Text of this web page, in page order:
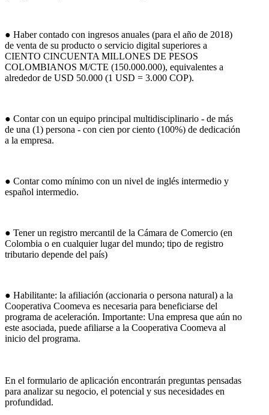
● Haber contado con ingresos anuales (para el año de 2018)
de venta de su producto o servicio digital superiores a
CIENTO CINCUENTA MILLONES DE PESOS
COLOMBIANOS M/CTE (150.000.000), equivalentes a
alrededor de USD 50.000 (1 USD = 3.000 COP).
● Contar con un equipo principal multidisciplinario - de más
de una (1) persona - con cien por ciento (100%) de dedicación
a la empresa.
● Contar como mínimo con un nivel de inglés intermedio y
español intermedio.
● Tener un registro mercantil de la Cámara de Comercio (en
Colombia o en cualquier lugar del mundo; tipo de registro
tributario depende del país)
● Habilitante: la afiliación (accionaria o persona natural) a la
Cooperativa Coomeva es necesaria para beneficiarse del
programa de aceleración. Importante: Una empresa que aún no
este asociada, puede afiliarse a la Cooperativa Coomeva al
inicio del programa.
En el formulario de aplicación encontrarán preguntas pensadas
para analizar su negocio, el potencial y sus necesidades en
profundidad.